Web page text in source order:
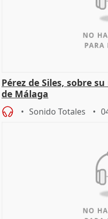
Pérez de Siles, sobre
de Málaga
Sonido Totales